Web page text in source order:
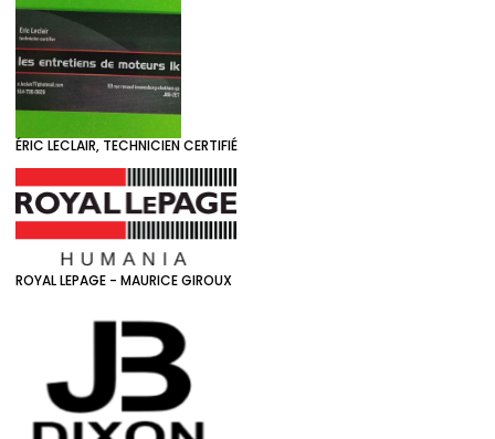
ÉRIC LECLAIR, TECHNICIEN CERTIFIÉ
ROYAL LEPAGE - MAURICE GIROUX